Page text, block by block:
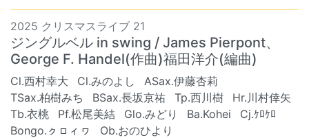
2025 クリスマスライブ 21
ジングルベル in swing / James Pierpont、
George F. Handel(作曲)福田洋介(編曲)
Cl.西村幸大 Cl.みのよし
ASax.伊藤杏莉
TSax.柏樹みち
BSax.長坂京祐 Tp.西川樹
Hr.川村倖矢
Tb.衣桃
Pf.松尾美結 Glo.みどり Ba.Kohei
Cj.ｹﾛｹﾛ
Bongo.ㇰㇿィヮ
Ob.おのひより